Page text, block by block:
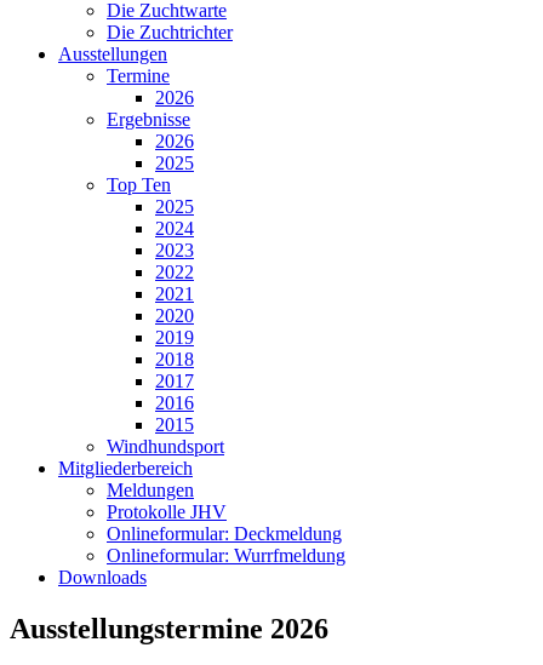
Die Zuchtwarte
Die Zuchtrichter
Ausstellungen
Termine
2026
Ergebnisse
2026
2025
Top Ten
2025
2024
2023
2022
2021
2020
2019
2018
2017
2016
2015
Windhundsport
Mitgliederbereich
Meldungen
Protokolle JHV
Onlineformular: Deckmeldung
Onlineformular: Wurrfmeldung
Downloads
Ausstellungstermine 2026